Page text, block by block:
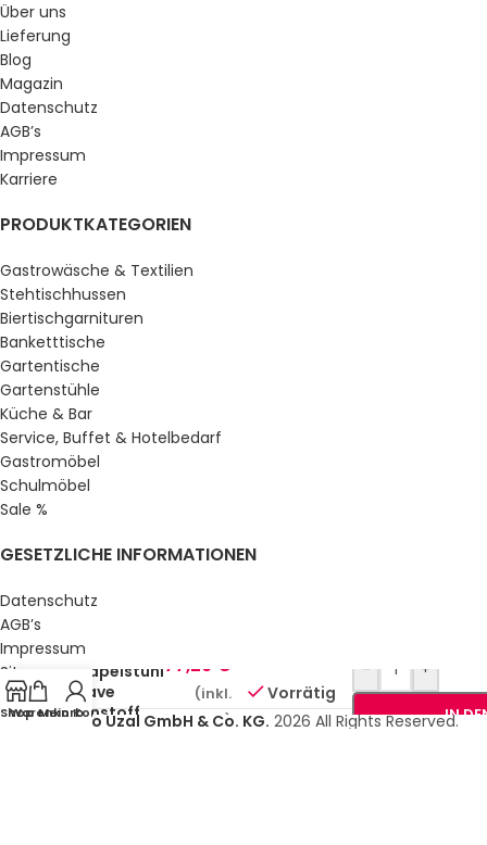
Über uns
Lieferung
Blog
Magazin
Datenschutz
AGB’s
Impressum
Karriere
PRODUKTKATEGORIEN
Gastrowäsche & Textilien
Stehtischhussen
Biertischgarnituren
Banketttische
Gartentische
Gartenstühle
Küche & Bar
Service, Buffet & Hotelbedarf
Gastromöbel
Schulmöbel
Sale %
GESETZLICHE INFORMATIONEN
Datenschutz
AGB’s
Impressum
Sitemap
Über uns
© Gastro Uzal GmbH & Co. KG. 2026 All Rights Reserved.
Shop
Warenkorb
Mein Konto
Outdoor-
Stapelstuhl
Wave
Kunstoff
Sand/Beige
77,29 €
(inkl.
MwSt.)
Vorrätig
- +
IN